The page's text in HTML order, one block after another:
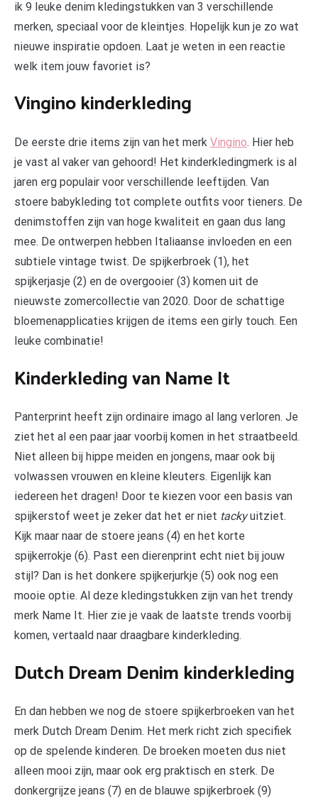
ik 9 leuke denim kledingstukken van 3 verschillende
merken, speciaal voor de kleintjes. Hopelijk kun je zo wat
nieuwe inspiratie opdoen. Laat je weten in een reactie
welk item jouw favoriet is?
Vingino kinderkleding
De eerste drie items zijn van het merk Vingino. Hier heb
je vast al vaker van gehoord! Het kinderkledingmerk is al
jaren erg populair voor verschillende leeftijden. Van
stoere babykleding tot complete outfits voor tieners. De
denimstoffen zijn van hoge kwaliteit en gaan dus lang
mee. De ontwerpen hebben Italiaanse invloeden en een
subtiele vintage twist. De spijkerbroek (1), het
spijkerjasje (2) en de overgooier (3) komen uit de
nieuwste zomercollectie van 2020. Door de schattige
bloemenapplicaties krijgen de items een girly touch. Een
leuke combinatie!
Kinderkleding van Name It
Panterprint heeft zijn ordinaire imago al lang verloren. Je
ziet het al een paar jaar voorbij komen in het straatbeeld.
Niet alleen bij hippe meiden en jongens, maar ook bij
volwassen vrouwen en kleine kleuters. Eigenlijk kan
iedereen het dragen! Door te kiezen voor een basis van
spijkerstof weet je zeker dat het er niet tackyuitziet.
Kijk maar naar de stoere jeans (4) en het korte
spijkerrokje (6). Past een dierenprint echt niet bij jouw
stijl? Dan is het donkere spijkerjurkje (5) ook nog een
mooie optie. Al deze kledingstukken zijn van het trendy
merk Name It. Hier zie je vaak de laatste trends voorbij
komen, vertaald naar draagbare kinderkleding.
Dutch Dream Denim kinderkleding
En dan hebben we nog de stoere spijkerbroeken van het
merk Dutch Dream Denim. Het merk richt zich specifiek
op de spelende kinderen. De broeken moeten dus niet
alleen mooi zijn, maar ook erg praktisch en sterk. De
donkergrijze jeans (7) en de blauwe spijkerbroek (9)